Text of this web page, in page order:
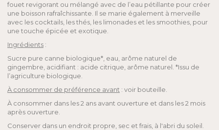
fouet revigorant ou mélangé avec de l’eau pétillante pour créer
une boisson rafraîchissante. Il se marie également à merveille
avec les cocktails, les thés, les limonades et les smoothies, pour
une touche épicée et exotique.
Ingrédients :
Sucre pure canne biologique*, eau, arôme naturel de
gingembre, acidifiant : acide citrique, arôme naturel. *Issu de
l’agriculture biologique.
À consommer de préférence avant : voir bouteille.
À consommer dans les 2 ans avant ouverture et dans les 2 mois
après ouverture.
Conserver dans un endroit propre, sec et frais, à l'abri du soleil.